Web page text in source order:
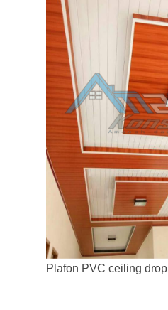
Plafon PVC ceiling drop